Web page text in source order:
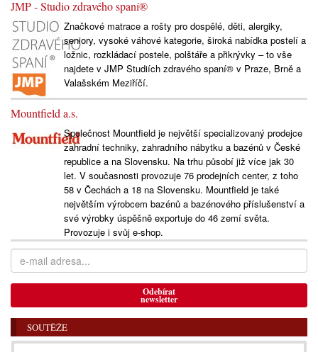
JMP - Studio zdravého spaní®
Značkové matrace a rošty pro dospělé, děti, alergiky,
seniory, vysoké váhové kategorie, široká nabídka postelí a
ložnic, rozkládací postele, polštáře a přikrývky – to vše
najdete v JMP Studiích zdravého spaní® v Praze, Brně a
Valašském Meziříčí.
Mountfield a.s.
Společnost Mountfield je největší specializovaný prodejce
zahradní techniky, zahradního nábytku a bazénů v České
republice a na Slovensku. Na trhu působí již více jak 30
let. V současnosti provozuje 76 prodejních center, z toho
58 v Čechách a 18 na Slovensku. Mountfield je také
největším výrobcem bazénů a bazénového příslušenství a
své výrobky úspěšně exportuje do 46 zemí světa.
Provozuje i svůj e-shop.
Odebírat
newsletter
SOUTĚŽE